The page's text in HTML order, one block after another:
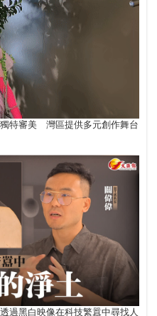
獨特審美 灣區提供多元創作舞台
過黑白映像在科技繁囂中尋找人